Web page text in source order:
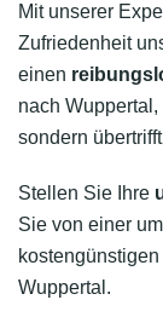
Mit unserer
Zufriedenheit
einen
nach
sondern
Stellen Sie Ihre
Sie von einer
Wuppertal.